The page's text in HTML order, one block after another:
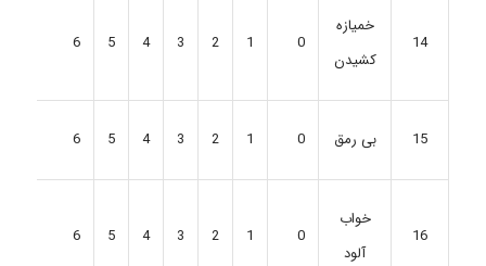
14
خمیازه
کشیدن
0
1
2
3
4
5
6
15 بی رمق 0
1
2
3
4
5
6
16
خواب
آلود
0
1
2
3
4
5
6